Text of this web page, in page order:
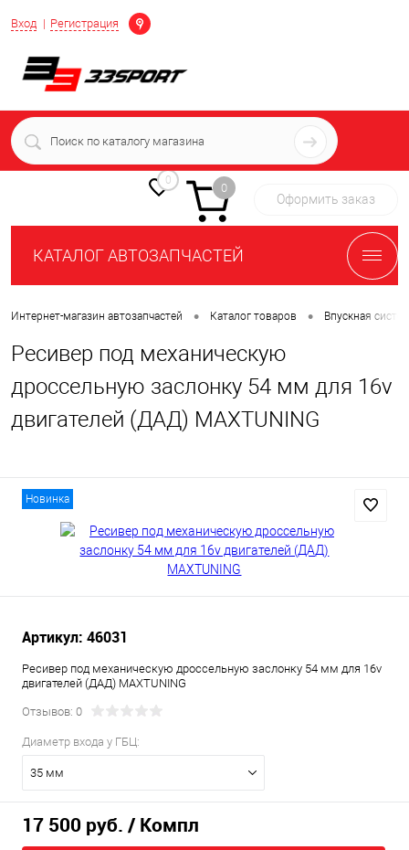
Вход Регистрация
Определение
+7 (939) 716-10-06
пн-пт 7:00-16:00 МСК
0
0
Оформить заказ
КАТАЛОГ АВТОЗАПЧАСТЕЙ
Интернет-магазин автозапчастей • Каталог товаров • Впускная
Ресивер под механическую
дроссельную заслонку 54 мм для 16v
двигателей (ДАД) MAXTUNING
Новинка
Артикул: 46031
Ресивер под механическую дроссельную заслонку 54 мм для 16v
двигателей (ДАД) MAXTUNING
Отзывов: 0
Диаметр входа у ГБЦ:
35 мм
17 500 руб. / Компл